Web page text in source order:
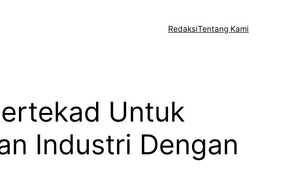
RedaksiTentang Kami
Untuk
Industri Dengan